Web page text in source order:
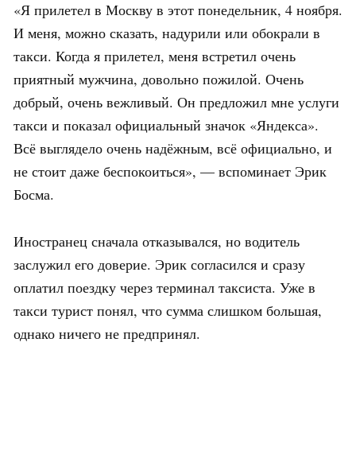
«Я прилетел в Москву в этот понедельник, 4 ноября.
И меня, можно сказать, надурили или обокрали в
такси. Когда я прилетел, меня встретил очень
приятный мужчина, довольно пожилой. Очень
добрый, очень вежливый. Он предложил мне услуги
такси и показал официальный значок «Яндекса».
Всё выглядело очень надёжным, всё официально, и
не стоит даже беспокоиться», — вспоминает Эрик
Босма.
Иностранец сначала отказывался, но водитель
заслужил его доверие. Эрик согласился и сразу
оплатил поездку через терминал таксиста. Уже в
такси турист понял, что сумма слишком большая,
однако ничего не предпринял.